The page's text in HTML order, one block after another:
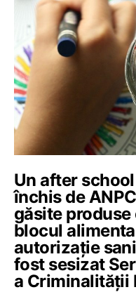
Un after
închis de
găsite
blocul
autorizație
fost sesizat
a Criminalității